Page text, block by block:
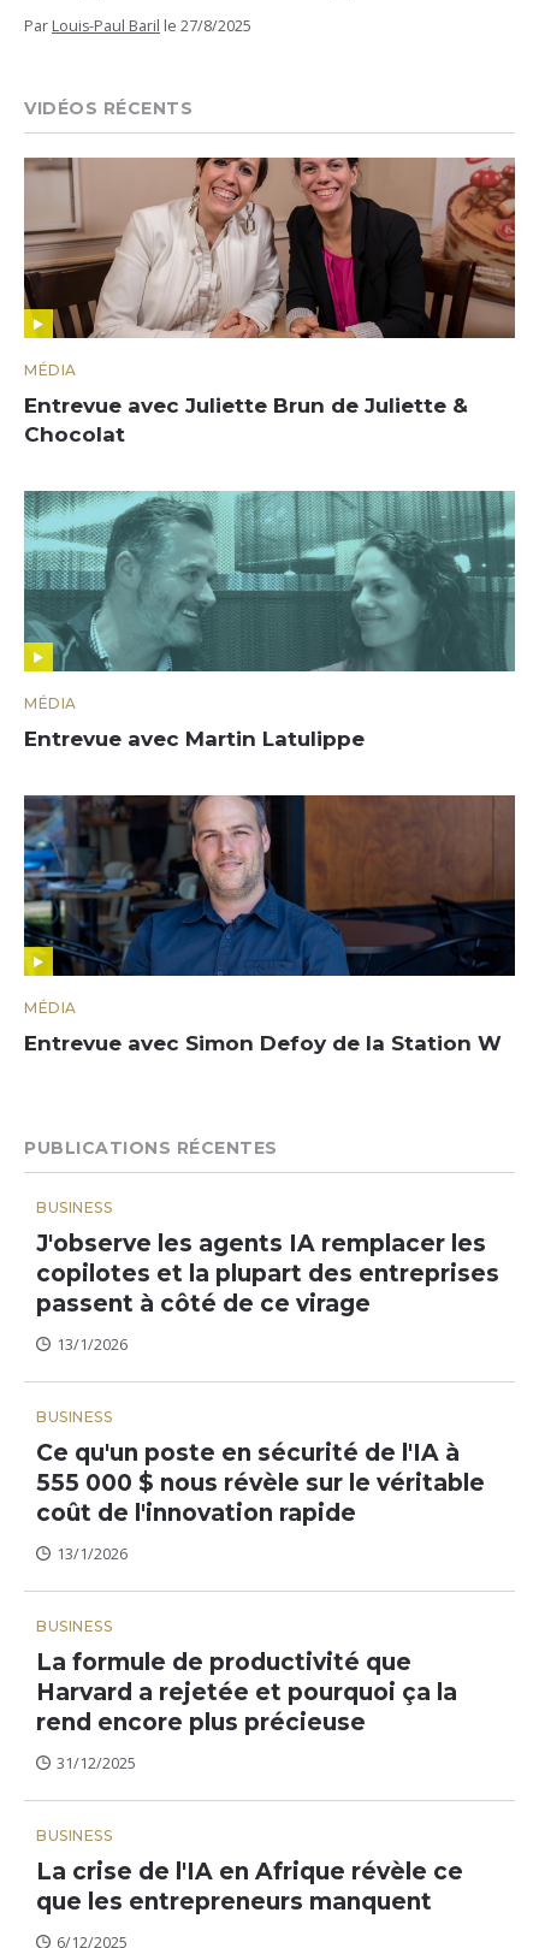
Par Louis-Paul Baril le 27/8/2025
VIDÉOS RÉCENTS
MÉDIA
Entrevue avec Juliette Brun de Juliette &
Chocolat
MÉDIA
Entrevue avec Martin Latulippe
MÉDIA
Entrevue avec Simon Defoy de la Station W
PUBLICATIONS RÉCENTES
BUSINESS
J'observe les agents IA remplacer les
copilotes et la plupart des entreprises
passent à côté de ce virage
13/1/2026
BUSINESS
Ce qu'un poste en sécurité de l'IA à
555 000 $ nous révèle sur le véritable
coût de l'innovation rapide
13/1/2026
BUSINESS
La formule de productivité que
Harvard a rejetée et pourquoi ça la
rend encore plus précieuse
31/12/2025
BUSINESS
La crise de l'IA en Afrique révèle ce
que les entrepreneurs manquent
6/12/2025